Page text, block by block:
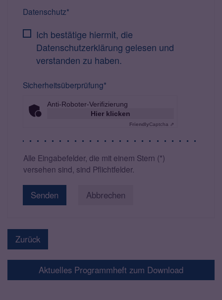
Datenschutz*
Ich bestätige hiermit, die
Datenschutzerklärung gelesen und
verstanden zu haben.
Sicherheitsüberprüfung*
Anti-Roboter-Verifizierung
Hier klicken
FriendlyCaptcha ⇗
Alle Eingabefelder, die mit einem Stern (*)
versehen sind, sind Pflichtfelder.
Abbrechen
Zurück
Aktuelles Programmheft zum Download